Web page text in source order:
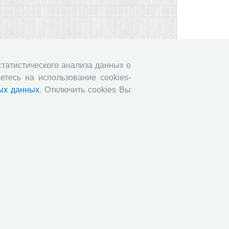
анализа данных о
на использование cookies-
данных. Отключить cookies Вы